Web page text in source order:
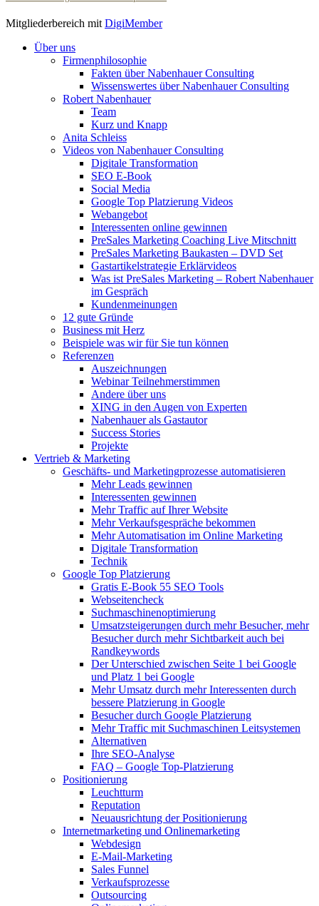
Robert Nabenhauer
Mitgliederbereich mit DigiMember
Über uns
Firmenphilosophie
Fakten über Nabenhauer Consulting
Wissenswertes über Nabenhauer Consulting
Robert Nabenhauer
Team
Kurz und Knapp
Anita Schleiss
Videos von Nabenhauer Consulting
Digitale Transformation
SEO E-Book
Social Media
Google Top Platzierung Videos
Webangebot
Interessenten online gewinnen
PreSales Marketing Coaching Live Mitschnitt
PreSales Marketing Baukasten – DVD Set
Gastartikelstrategie Erklärvideos
Was ist PreSales Marketing – Robert Nabenhauer
im Gespräch
Kundenmeinungen
12 gute Gründe
Business mit Herz
Beispiele was wir für Sie tun können
Referenzen
Auszeichnungen
Webinar Teilnehmerstimmen
Andere über uns
XING in den Augen von Experten
Nabenhauer als Gastautor
Success Stories
Projekte
Vertrieb & Marketing
Geschäfts- und Marketingprozesse automatisieren
Mehr Leads gewinnen
Interessenten gewinnen
Mehr Traffic auf Ihrer Website
Mehr Verkaufsgespräche bekommen
Mehr Automatisation im Online Marketing
Digitale Transformation
Technik
Google Top Platzierung
Gratis E-Book 55 SEO Tools
Webseitencheck
Suchmaschinenoptimierung
Umsatzsteigerungen durch mehr Besucher, mehr
Besucher durch mehr Sichtbarkeit auch bei
Randkeywords
Der Unterschied zwischen Seite 1 bei Google
und Platz 1 bei Google
Mehr Umsatz durch mehr Interessenten durch
bessere Platzierung in Google
Besucher durch Google Platzierung
Mehr Traffic mit Suchmaschinen Leitsystemen
Alternativen
Ihre SEO-Analyse
FAQ – Google Top-Platzierung
Positionierung
Leuchtturm
Reputation
Neuausrichtung der Positionierung
Internetmarketing und Onlinemarketing
Webdesign
E-Mail-Marketing
Sales Funnel
Verkaufsprozesse
Outsourcing